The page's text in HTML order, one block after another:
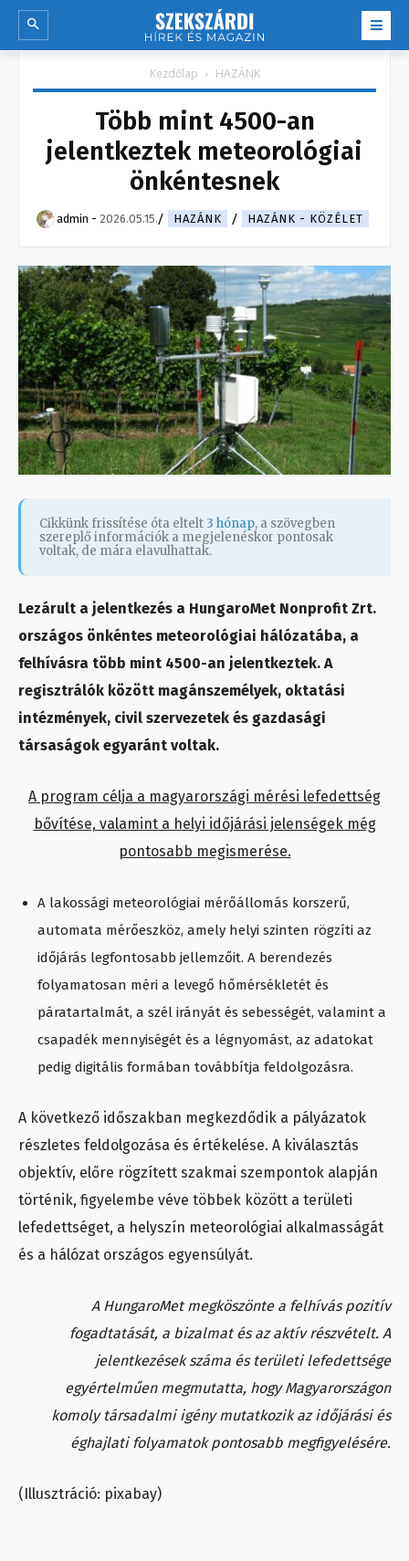
Kezdőlap HAZÁNK
Több mint 4500-an
jelentkeztek meteorológiai
önkéntesnek
admin - 2026.05.15. HAZÁNK HAZÁNK - KÖZÉLET
Cikkünk frissítése óta eltelt 3 hónap, a szövegben
szereplő információk a megjelenéskor pontosak
voltak, de mára elavulhattak.
Lezárult a jelentkezés a HungaroMet Nonprofit Zrt.
országos önkéntes meteorológiai hálózatába, a
felhívásra több mint 4500-an jelentkeztek. A
regisztrálók között magánszemélyek, oktatási
intézmények, civil szervezetek és gazdasági
társaságok egyaránt voltak.
A program célja a magyarországi mérési lefedettség
bővítése, valamint a helyi időjárási jelenségek még
pontosabb megismerése.
A lakossági meteorológiai mérőállomás korszerű,
automata mérőeszköz, amely helyi szinten rögzíti az
időjárás legfontosabb jellemzőit. A berendezés
folyamatosan méri a levegő hőmérsékletét és
páratartalmát, a szél irányát és sebességét, valamint a
csapadék mennyiségét és a légnyomást, az adatokat
pedig digitális formában továbbítja feldolgozásra.
A következő időszakban megkezdődik a pályázatok
részletes feldolgozása és értékelése. A kiválasztás
objektív, előre rögzített szakmai szempontok alapján
történik, figyelembe véve többek között a területi
lefedettséget, a helyszín meteorológiai alkalmasságát
és a hálózat országos egyensúlyát.
A HungaroMet megköszönte a felhívás pozitív
fogadtatását, a bizalmat és az aktív részvételt. A
jelentkezések száma és területi lefedettsége
egyértelműen megmutatta, hogy Magyarországon
komoly társadalmi igény mutatkozik az időjárási és
éghajlati folyamatok pontosabb megfigyelésére.
(Illusztráció: pixabay)